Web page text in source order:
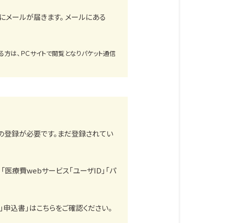
メールが届きます。 メールにある
方は、ＰＣサイトで閲覧となりパケット通信
登録が必要です。まだ登録されてい
医療費webサービス「ユーザID」「パ
込書」はこちらをご確認ください。